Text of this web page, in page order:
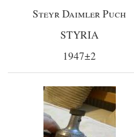
Steyr Daimler Puch
STYRIA
1947±2